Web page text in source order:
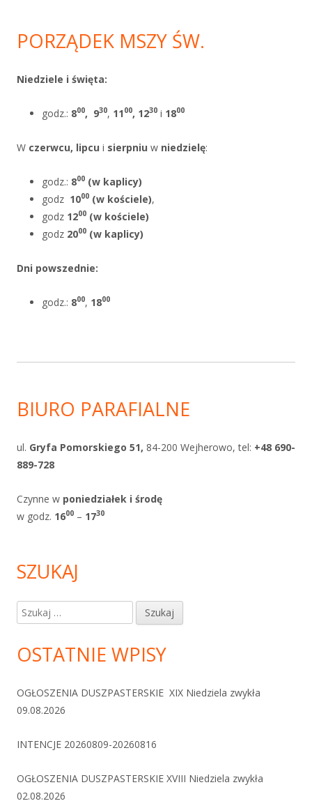
PORZĄDEK MSZY ŚW.
Niedziele i święta:
godz.: 800, 930, 11 00, 1230 i 1800
W czerwcu, lipcu i sierpniu w niedzielę:
godz.: 800 (w kaplicy)
godz 1000 (w kościele),
godz 1200 (w kościele)
godz 2000 (w kaplicy)
Dni powszednie:
godz.: 800, 1800
BIURO PARAFIALNE
ul. Gryfa Pomorskiego 51, 84-200 Wejherowo, tel: +48 690-
889-728
Czynne w poniedziałek i środę
w godz. 1600 – 1730
SZUKAJ
Szukaj:
OSTATNIE WPISY
OGŁOSZENIA DUSZPASTERSKIE XIX Niedziela zwykła
09.08.2026
INTENCJE 20260809-20260816
OGŁOSZENIA DUSZPASTERSKIE XVIII Niedziela zwykła
02.08.2026